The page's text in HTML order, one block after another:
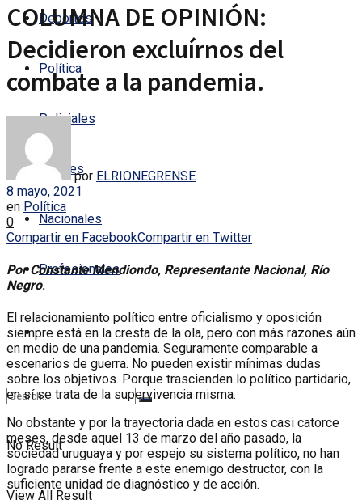
Deportes
Política
Policiales
Locales
Nacionales
Profesionales
No Result
View All Result
COLUMNA DE OPINIÓN:
Decidieron excluírnos del
combate a la pandemia.
por ELRIONEGRENSE
8 mayo, 2021
en Política
0
Compartir en FacebookCompartir en Twitter
Por Constante Mendiondo, Representante Nacional, Río
Negro.
El relacionamiento político entre oficialismo y oposición
siempre está en la cresta de la ola, pero con más razones aún
en medio de una pandemia. Seguramente comparable a
escenarios de guerra. No pueden existir mínimas dudas
sobre los objetivos. Porque trascienden lo político partidario,
en sí se trata de la supervivencia misma.
No obstante y por la trayectoria dada en estos casi catorce
meses, desde aquel 13 de marzo del año pasado, la
sociedad uruguaya y por espejo su sistema político, no han
logrado pararse frente a este enemigo destructor, con la
suficiente unidad de diagnóstico y de acción.